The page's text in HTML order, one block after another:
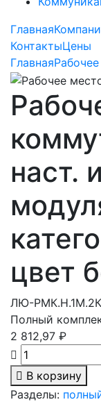
Главная
КонтактыЦены
Главная
наст.
цвет
ЛЮ-
Полный
2 812,97 ₽
В корзину
Разделы: